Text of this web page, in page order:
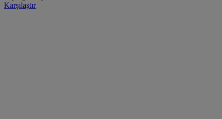
Karşılaştır